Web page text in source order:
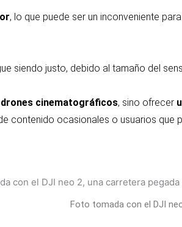
, lo que puede ser un inconveniente
siendo justo, debido al tamaño del
cinematográficos, sino ofrecer
contenido ocasionales o usuarios que
Foto tomada con el DJI